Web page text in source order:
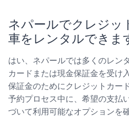
ネパールでクレジッ
車をレンタルできま
はい、ネパールでは多くのレン
カードまたは現金保証金を受け
保証金のためにクレジットカー
予約プロセス中に、希望の支払
づいて利用可能なオプションを